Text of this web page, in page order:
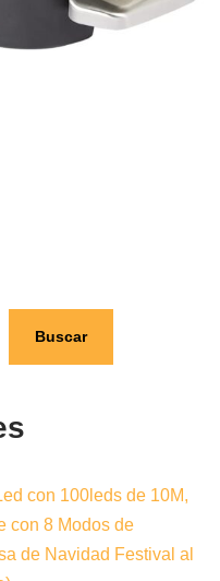
Buscar
con 100leds de 10M,
con 8 Modos de
de Navidad Festival al